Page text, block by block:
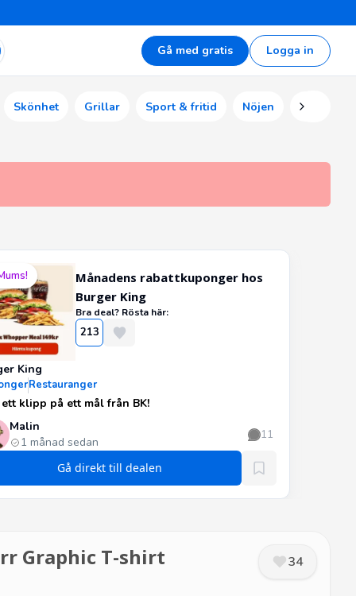
Gå med gratis Logga in
Skönhet Grillar Sport & fritid Nöjen Ekonomi
Månadens rabattkuponger hos
Burger King
Bra deal? Rösta här:
213
King
Malin
1 månad sedan
11
klipp på ett mål från BK!
Restauranger
Gå direkt till dealen
Graphic T-shirt 34